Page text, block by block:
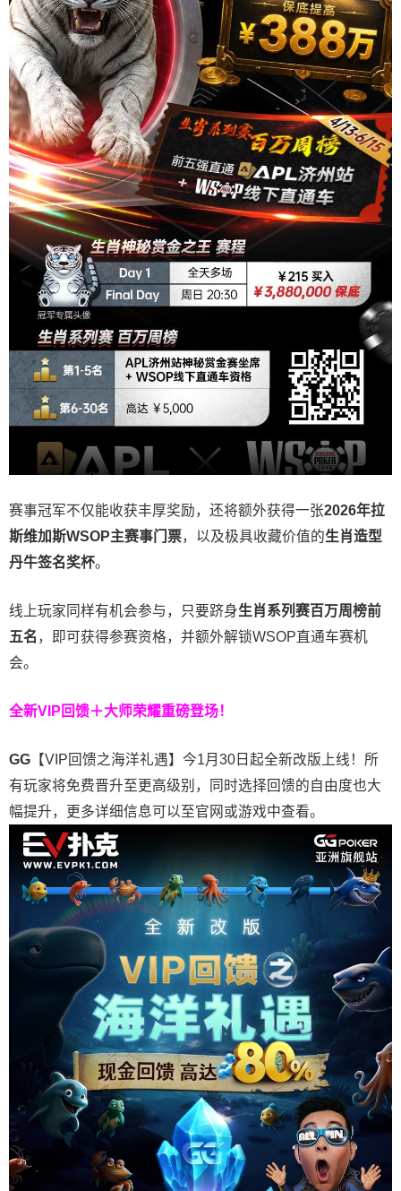
赛事冠军不仅能收获丰厚奖励，还将额外获得一张2026年拉
斯维加斯WSOP主赛事门票，以及极具收藏价值的生肖造型
丹牛签名奖杯。
线上玩家同样有机会参与，只要跻身生肖系列赛百万周榜前
五名 ，即可获得参赛资格，并额外解锁WSOP直通车赛机
会。
全新VIP回馈＋大师荣耀重磅登场！
GG 【VIP回馈之海洋礼遇】今1月30日起全新改版上线！所
有玩家将免费晋升至更高级别，同时选择回馈的自由度也大
幅提升，更多详细信息可以至官网或游戏中查看。